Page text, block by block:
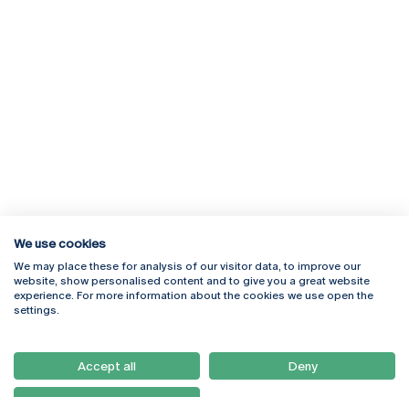
Rua Diogo Botelho 1327
4169-005 Porto
+351 226 196 240
Campus Online
Webmail
Como Chegar
Newsletter
We use cookies
We may place these for analysis of our visitor data, to improve our
website, show personalised content and to give you a great website
experience. For more information about the cookies we use open the
settings.
Accept all Deny